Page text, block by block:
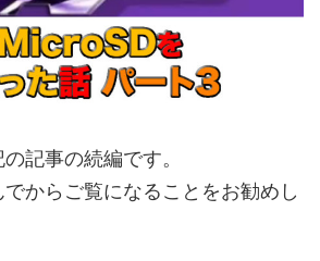
記事の続編です。
からご覧になることをお勧めし